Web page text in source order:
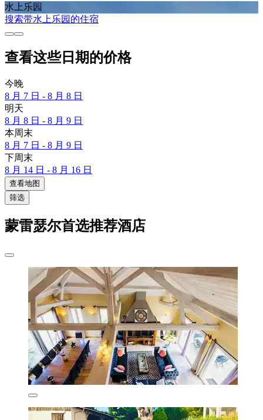
水上乐园
搜索带水上乐园的住宿
查看这些日期的价格
今晚
8 月 7 日 - 8 月 8 日
明天
8 月 8 日 - 8 月 9 日
本周末
8 月 7 日 - 8 月 9 日
下周末
8 月 14 日 - 8 月 16 日
查看地图
筛选
蒙雷瑟尔首选推荐酒店